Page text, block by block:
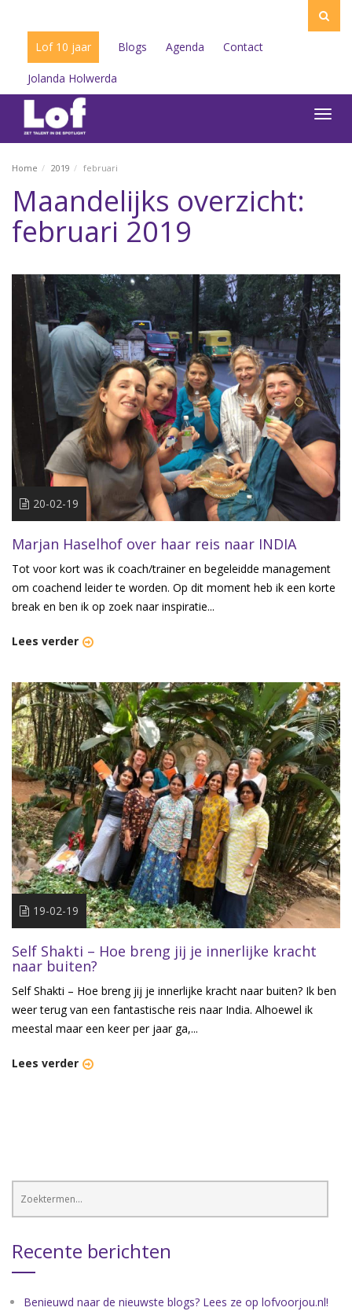
Lof 10 jaar Blogs Agenda Contact
Jolanda Holwerda
Home 2019 februari
Maandelijks overzicht:
februari 2019
20-02-19
Marjan Haselhof over haar reis naar INDIA
Tot voor kort was ik coach/trainer en begeleidde management
om coachend leider te worden. Op dit moment heb ik een korte
break en ben ik op zoek naar inspiratie...
Lees verder
19-02-19
Self Shakti – Hoe breng jij je innerlijke kracht
naar buiten?
Self Shakti – Hoe breng jij je innerlijke kracht naar buiten? Ik ben
weer terug van een fantastische reis naar India. Alhoewel ik
meestal maar een keer per jaar ga,...
Lees verder
Recente berichten
Benieuwd naar de nieuwste blogs? Lees ze op lofvoorjou.nl!